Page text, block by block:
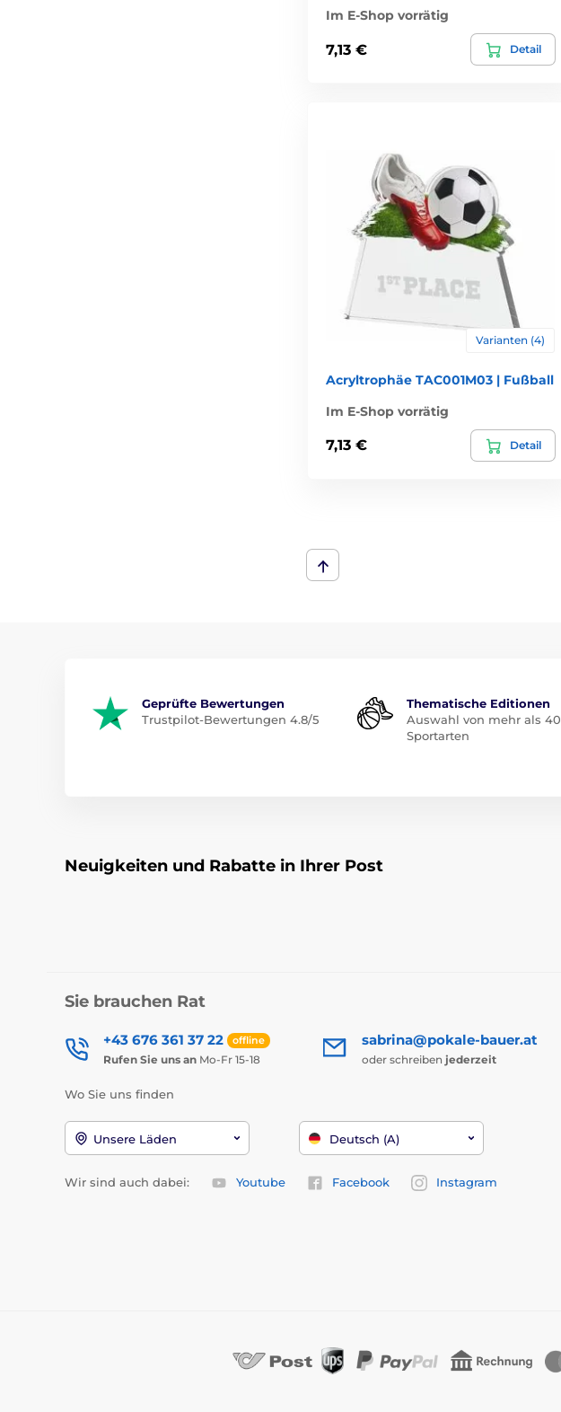
Im E-Shop vorrätig
7,13 € Detail
Varianten (4)
Acryltrophäe TAC001M03 | Fußball
Im E-Shop vorrätig
7,13 € Detail
Geprüfte Bewertungen
Trustpilot-Bewertungen 4.8/5
Thematische Editionen
Auswahl von mehr als 40
Sportarten
Neuigkeiten und Rabatte in Ihrer Post
Sie brauchen Rat
+43 676 361 37 22 offline
Rufen Sie uns an Mo-Fr 15-18
sabrina@pokale-bauer.at
oder schreiben jederzeit
Wo Sie uns finden
Unsere Läden Deutsch (A)
Wir sind auch dabei: Youtube Facebook Instagram